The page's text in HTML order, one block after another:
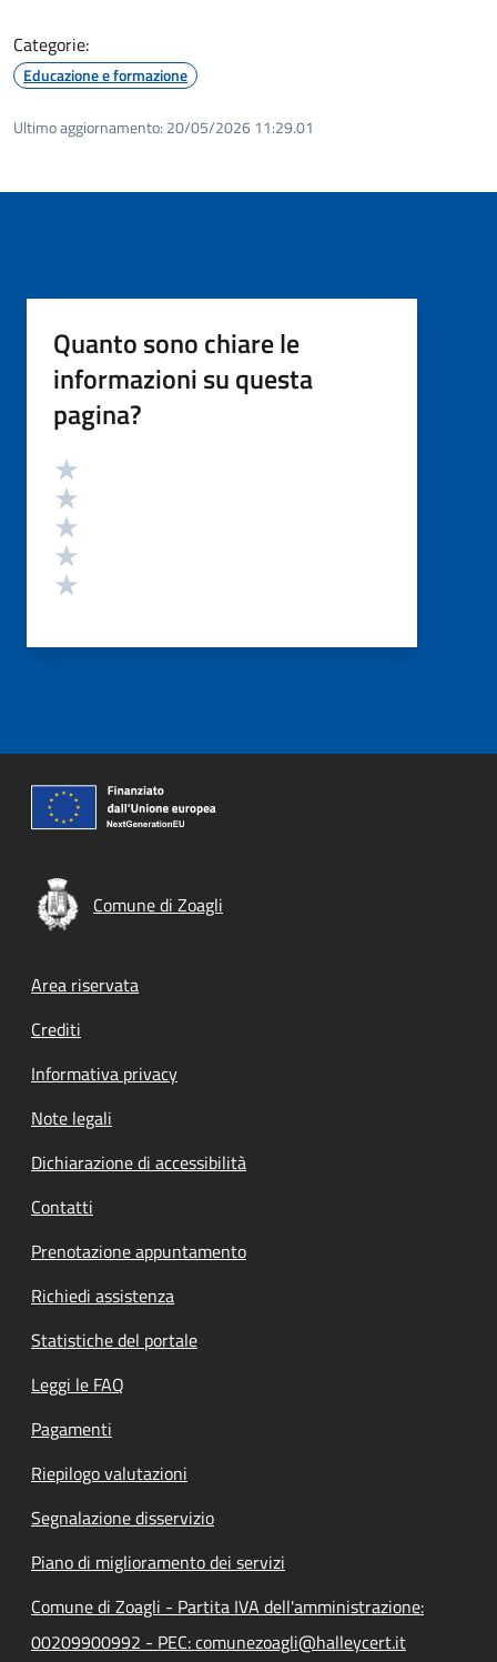
Categorie:
Educazione e formazione
Ultimo aggiornamento: 20/05/2026 11:29.01
Quanto sono chiare le
informazioni su questa
pagina?
Valutazione
Comune di Zoagli
Footer menu
Area riservata
Crediti
Informativa privacy
Note legali
Dichiarazione di accessibilità
Contatti
Prenotazione appuntamento
Richiedi assistenza
Statistiche del portale
Leggi le FAQ
Pagamenti
Riepilogo valutazioni
Segnalazione disservizio
Piano di miglioramento dei servizi
Comune di Zoagli - Partita IVA dell'amministrazione:
00209900992 - PEC: comunezoagli@halleycert.it